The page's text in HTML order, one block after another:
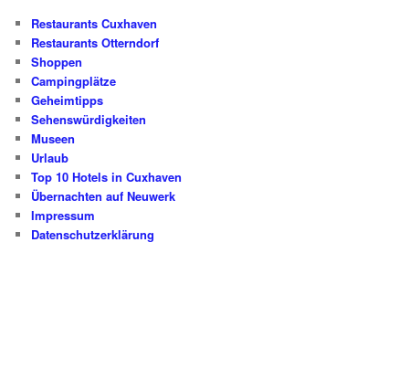
Restaurants Cuxhaven
Restaurants Otterndorf
Shoppen
Campingplätze
Geheimtipps
Sehenswürdigkeiten
Museen
Urlaub
Top 10 Hotels in Cuxhaven
Übernachten auf Neuwerk
Impressum
Datenschutzerklärung